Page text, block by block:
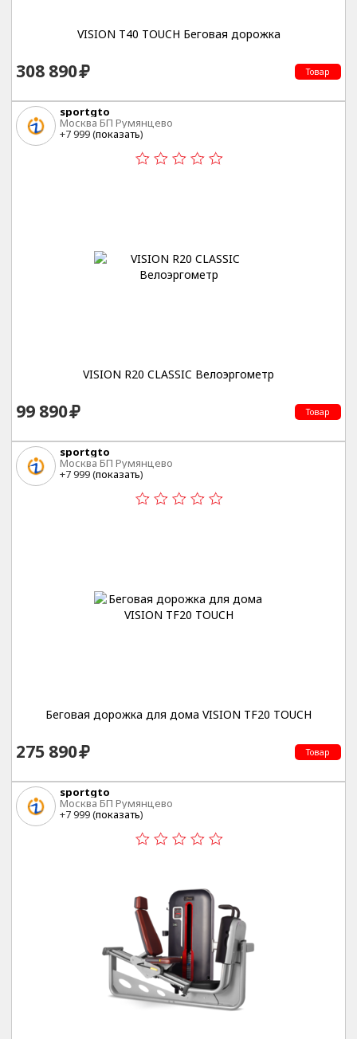
VISION T40 TOUCH Беговая дорожка
308 890 Товар
sportgto
Москва БП Румянцево
+7 999 (показать)
VISION R20 CLASSIC Велоэргометр
99 890 Товар
sportgto
Москва БП Румянцево
+7 999 (показать)
Беговая дорожка для дома VISION TF20 TOUCH
275 890 Товар
sportgto
Москва БП Румянцево
+7 999 (показать)